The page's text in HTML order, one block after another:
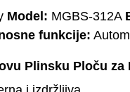
Model: MGBS-312A
funkcije:
Plinsku Ploču za